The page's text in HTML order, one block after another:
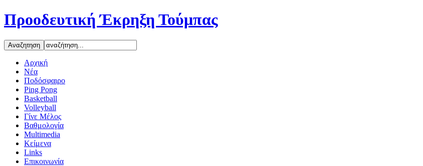
Προοδευτική Έκρηξη Τούμπας
Αρχική
Νέα
Ποδόσφαιρο
Ping Pong
Basketball
Volleyball
Γίνε Μέλος
Βαθμολογία
Multimedia
Κείμενα
Links
Επικοινωνία